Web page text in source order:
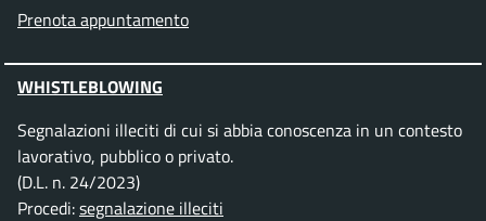
Prenota appuntamento
WHISTLEBLOWING
Segnalazioni illeciti di cui si abbia conoscenza in un contesto
lavorativo, pubblico o privato.
(D.L. n. 24/2023)
Procedi:segnalazione illeciti